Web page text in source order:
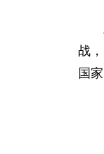
战
国